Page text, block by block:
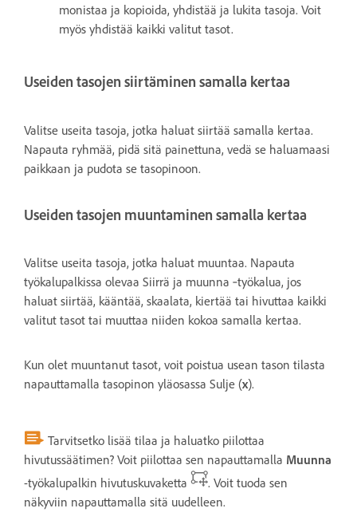
monistaa ja kopioida, yhdistää ja lukita tasoja. Voit
myös yhdistää kaikki valitut tasot.
Useiden tasojen siirtäminen samalla kertaa
Valitse useita tasoja, jotka haluat siirtää samalla kertaa.
Napauta ryhmää, pidä sitä painettuna, vedä se haluamaasi
paikkaan ja pudota se tasopinoon.
Useiden tasojen muuntaminen samalla kertaa
Valitse useita tasoja, jotka haluat muuntaa. Napauta
työkalupalkissa olevaa Siirrä ja muunna ‑työkalua, jos
haluat siirtää, kääntää, skaalata, kiertää tai hivuttaa kaikki
valitut tasot tai muuttaa niiden kokoa samalla kertaa.
Kun olet muuntanut tasot, voit poistua usean tason tilasta
napauttamalla tasopinon yläosassa Sulje (x).
Tarvitsetko lisää tilaa ja haluatko piilottaa
hivutussäätimen? Voit piilottaa sen napauttamalla Muunna
-työkalupalkin hivutuskuvaketta
. Voit tuoda sen
näkyviin napauttamalla sitä uudelleen.